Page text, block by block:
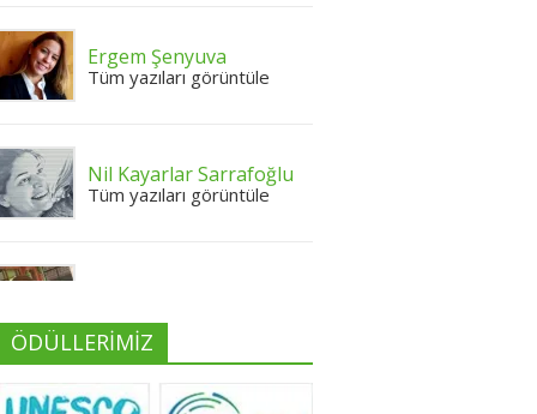
Ergem Şenyuva
Tüm yazıları görüntüle
Nil Kayarlar Sarrafoğlu
Tüm yazıları görüntüle
Neslihan Edeş
ÖDÜLLERİMİZ